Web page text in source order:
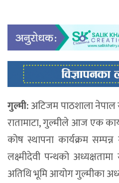
गुल्मी:अटिजम पाठशाला नेपाल
रातामाटा, गुल्मीले आज एक
कोष स्थापना कार्यक्रम
लक्ष्मीदेवी पन्थको
अतिथि भूमि आयोग गुल्मीका